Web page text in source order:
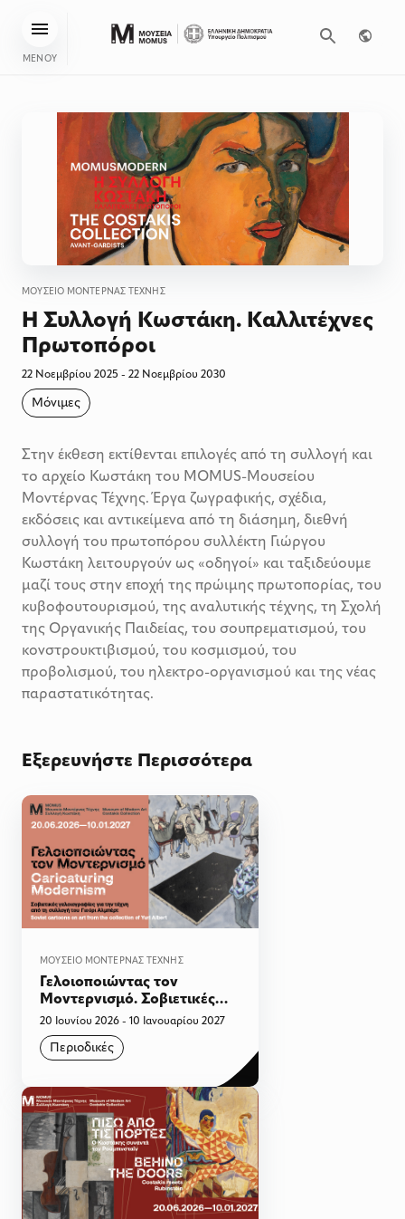
ΜΕΝΟΥ
ΜΟΥΣΕΊΟ ΜΟΝΤΈΡΝΑΣ ΤΈΧΝΗΣ
Η Συλλογή Κωστάκη. Καλλιτέχνες
Πρωτοπόροι
22 Νοεμβρίου 2025 - 22 Νοεμβρίου 2030
Μόνιμες
Στην έκθεση εκτίθενται επιλογές από τη συλλογή και
το αρχείο Κωστάκη του MOMUS-Μουσείου
Μοντέρνας Τέχνης. Έργα ζωγραφικής, σχέδια,
εκδόσεις και αντικείμενα από τη διάσημη, διεθνή
συλλογή του πρωτοπόρου συλλέκτη Γιώργου
Κωστάκη λειτουργούν ως «οδηγοί» και ταξιδεύουμε
μαζί τους στην εποχή της πρώιμης πρωτοπορίας, του
κυβοφουτουρισμού, της αναλυτικής τέχνης, τη Σχολή
της Οργανικής Παιδείας, του σουπρεματισμού, του
κονστρουκτιβισμού, του κοσμισμού, του
προβολισμού, του ηλεκτρο-οργανισμού και της νέας
παραστατικότητας.
Εξερευνήστε Περισσότερα
ΜΟΥΣΕΊΟ ΜΟΝΤΈΡΝΑΣ ΤΈΧΝΗΣ
Γελοιοποιώντας τον
Μοντερνισμό. Σοβιετικές
γελοιογραφίες για την τέχνη
από τη συλλογή του Γιούρι
Αλμπέρτ
20 Ιουνίου 2026 - 10 Ιανουαρίου 2027
Περιοδικές